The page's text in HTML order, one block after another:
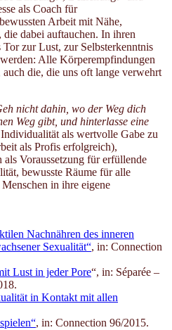
als Coach für
Arbeit mit Nähe,
dabei auftauchen. In ihren
zur Lust, zur Selbsterkenntnis
Alle Körperempfindungen
die, die uns oft lange verwehrt
nicht dahin, wo der Weg dich
Weg gibt, und hinterlasse eine
als wertvolle Gabe zu
als Profis erfolgreich),
Voraussetzung für erfüllende
bewusste Räume für alle
in ihre eigene
Nachnähren des inneren
Sexualität“, in: Connection
Lust in jeder Pore“, in: Séparée –
in Kontakt mit allen
, in: Connection 96/2015.